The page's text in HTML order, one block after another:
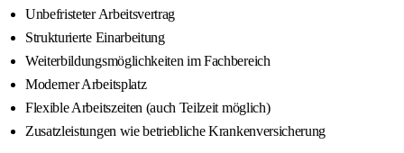
Unbefristeter Arbeitsvertrag
Strukturierte Einarbeitung
Weiterbildungsmöglichkeiten im Fachbereich
Moderner Arbeitsplatz
Flexible Arbeitszeiten (auch Teilzeit möglich)
Zusatzleistungen wie betriebliche Krankenversicherung